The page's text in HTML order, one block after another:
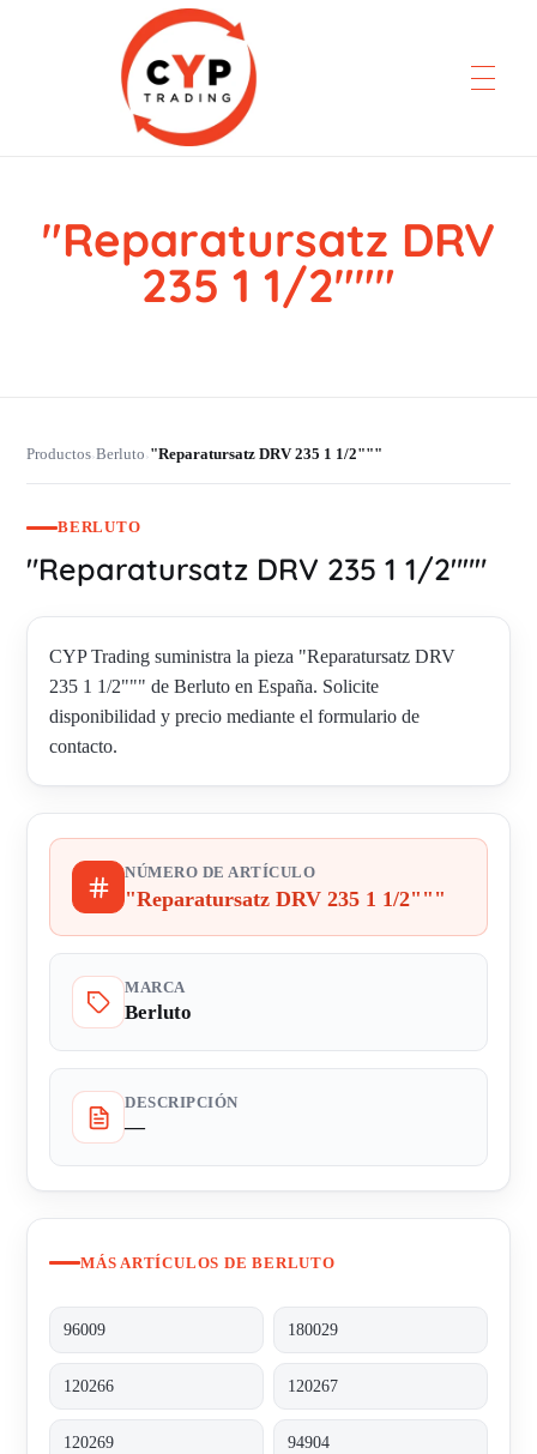
CYP Trading
Professionelle Ersatzteilbeschaffung
"Reparatursatz DRV
235 1 1/2"""
Productos›Berluto›"Reparatursatz DRV 235 1 1/2"""
BERLUTO
"Reparatursatz DRV 235 1 1/2"""
CYP Trading suministra la pieza "Reparatursatz DRV
235 1 1/2""" de Berluto en España. Solicite
disponibilidad y precio mediante el formulario de
contacto.
NÚMERO DE ARTÍCULO
"Reparatursatz DRV 235 1 1/2"""
MARCA
Berluto
DESCRIPCIÓN
—
MÁS ARTÍCULOS DE BERLUTO
96009 180029
120266 120267
120269 94904